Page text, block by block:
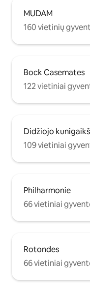
MUDAM
160 vietinių
Bock Casemates
122 vietiniai
Didžiojo
109 vietiniai
Philharmonie
66 vietiniai
Rotondes
66 vietiniai